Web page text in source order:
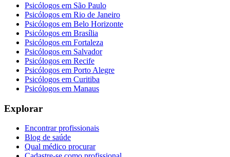
Psicólogos em São Paulo
Psicólogos em Rio de Janeiro
Psicólogos em Belo Horizonte
Psicólogos em Brasília
Psicólogos em Fortaleza
Psicólogos em Salvador
Psicólogos em Recife
Psicólogos em Porto Alegre
Psicólogos em Curitiba
Psicólogos em Manaus
Explorar
Encontrar profissionais
Blog de saúde
Qual médico procurar